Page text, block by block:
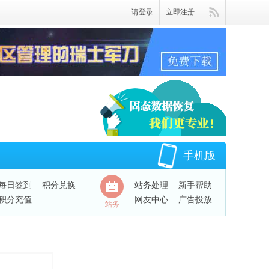
请登录 立即注册
手机版
日签到
积分兑换
分充值
绑定账号
站务
站务处理
新手帮助
网友中心
广告投放